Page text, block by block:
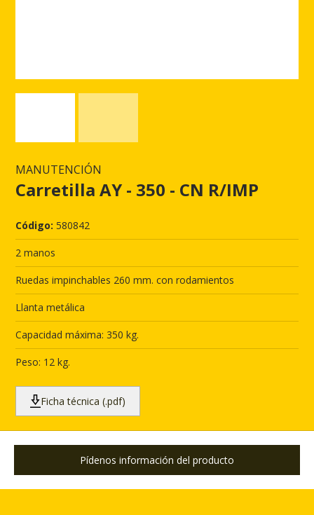
MANUTENCIÓN
Carretilla AY - 350 - CN R/IMP
Código: 580842
2 manos
Ruedas impinchables 260 mm. con rodamientos
Llanta metálica
Capacidad máxima: 350 kg.
Peso: 12 kg.
Ficha técnica (.pdf)
Pídenos información del producto